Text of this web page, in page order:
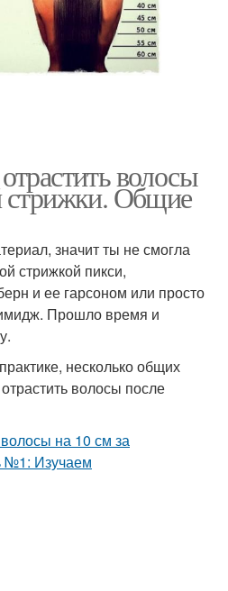
волосы
стрижки. Общие
значит ты не смогла
стрижкой пикси,
и ее гарсоном или просто
Прошло время и
несколько общих
волосы после